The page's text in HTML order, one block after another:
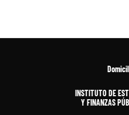
INSTITUTO DE
Y FINANZAS